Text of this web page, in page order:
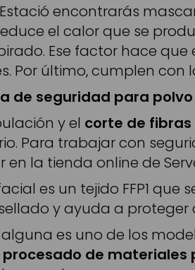
Estació encontrarás
el calor que se
Ese factor hace
Por último, cumplen con
de seguridad para
y el corte de
Para trabajar con
en la tienda online de
es un tejido FFP1
y ayuda a
es uno de los
procesado de materiales